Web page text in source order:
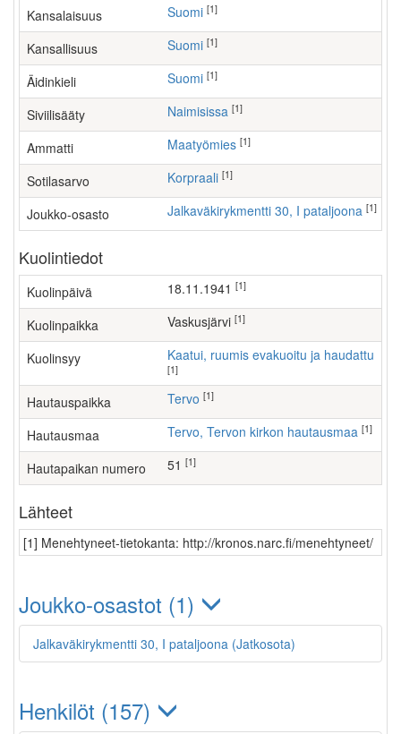
Kansalaisuus Suomi [1]
Kansallisuus Suomi [1]
Äidinkieli Suomi [1]
Siviilisääty Naimisissa [1]
Ammatti maatyömies [1]
Sotilasarvo Korpraali [1]
Joukko-osasto Jalkaväkirykmentti 30, I pataljoona [1]
Kuolintiedot
Kuolinpäivä 18.11.1941 [1]
Kuolinpaikka Vaskusjärvi [1]
Kuolinsyy Kaatui, ruumis evakuoitu ja haudattu
[1]
Hautauspaikka Tervo [1]
Hautausmaa Tervo, Tervon kirkon hautausmaa [1]
Hautapaikan numero 51 [1]
Lähteet
[1] Menehtyneet-tietokanta: http://kronos.narc.fi/menehtyneet/
Joukko-osastot (1)
Jalkaväkirykmentti 30, I pataljoona (Jatkosota)
Henkilöt (157)